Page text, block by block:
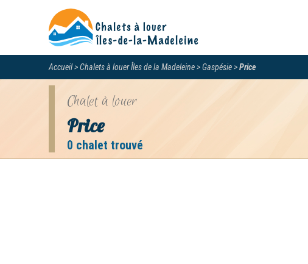
Accueil Chalets à louer Îles de la Madeleine Gaspésie Price
Chalet à louer
Price
0 chalet trouvé